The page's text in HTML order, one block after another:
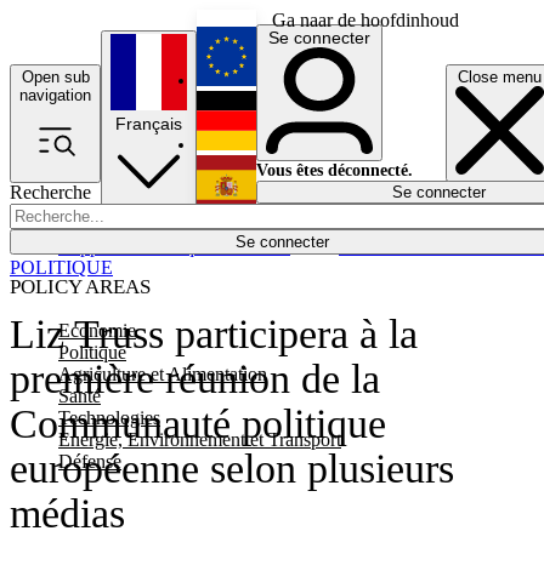
Ga naar de hoofdinhoud
Open sub
navigation
Close menu
Recherche
Se connecter
POLICY AREAS
Economie
Politique
Agriculture et Alimentation
Santé
Technologies
Energie, Environnement et Transport
Défense
Économie
Français
English
Deutsch
Español
Se connecter
Vous êtes déconnecté.
Se connecter
Liz Truss participera à la
première réunion de la
Communauté politique
européenne selon plusieurs
médias
POLITIQUE